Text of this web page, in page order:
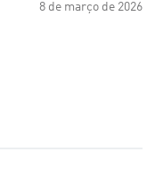
8 de março de 2026